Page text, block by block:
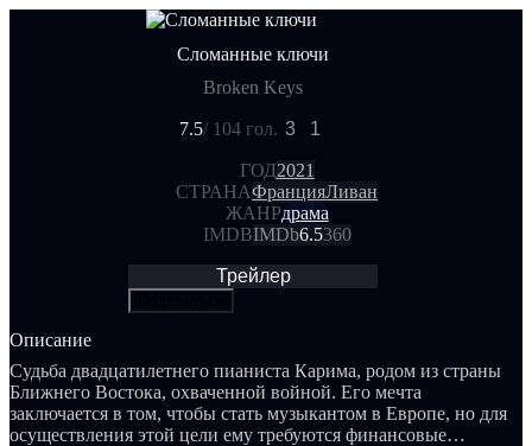
Сломанные ключи
Broken Keys
7.5/ 104 гол. 3 1
ГОД2021
СТРАНАФранцияЛиван
ЖАНРдрама
IMDBIMDb6.5360
Трейлер
Описание
Судьба двадцатилетнего пианиста Карима, родом из страны
Ближнего Востока, охваченной войной. Его мечта
заключается в том, чтобы стать музыкантом в Европе, но для
осуществления этой цели ему требуются финансовые